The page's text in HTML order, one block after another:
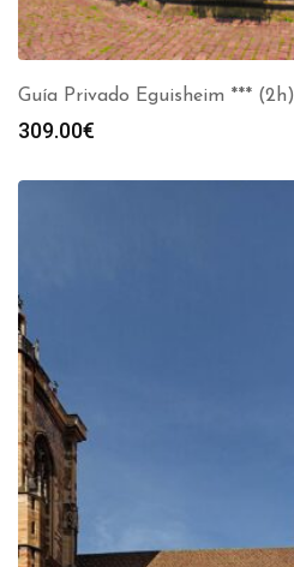
Guía Privado Eguisheim *** (2h)
309.00€